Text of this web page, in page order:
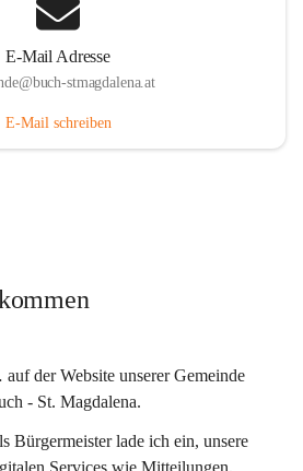
E-Mail Adresse
stmagdalena.at
E-Mail schreiben
der Website unserer Gemeinde
- St. Magdalena.
Bürgermeister lade ich ein, unsere
Services wie Mitteilungen,